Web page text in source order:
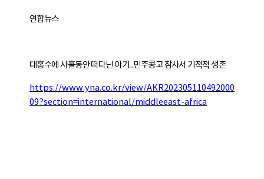
연합뉴스
대홍수에 사흘동안 떠다닌 아기...민주콩고 참사서 기적적 생존
https://www.yna.co.kr/view/AKR202305110492000
09?section=international/middleeast-africa